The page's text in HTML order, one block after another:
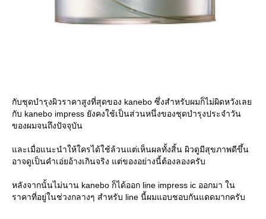
กับชุดบำรุงผิวราคาสูงที่สุดของ kanebo ซึ่งสำหรับผมก็ไม่ผิดหวังเล
กับ kanebo impress ยังคงใช้เป็นส่วนหนึ่งของชุดบำรุงประจำวัน
ของผมจนถึงปัจจุบัน
ละเมื่อแนะนำให้ใครได้ใช้ล้วนแต่เห็นผลทั้งสิ้น ผิวดูมีสุขภาพดีขึ้น
อาจดูเป็นคำเอ่ยอ้างเกินจริง แต่ของอย่างนี้ต้องลองครับ
หลังจากนั้นไม่นาน kanebo ก็ได้ออก line impress ic ออกมา ใน
ราคาที่อยู่ในช่วงกลางๆ สำหรับ line นี้ผมแอบชอบกันแดดมากครับ